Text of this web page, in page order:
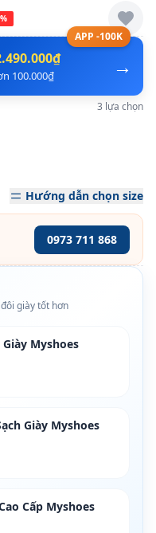
APP -100K
→
100.000₫
3 lựa chọn
Hướng dẫn chọn size
0973 711 868
giày tốt hơn
Myshoes
Giày Myshoes
Cấp Myshoes